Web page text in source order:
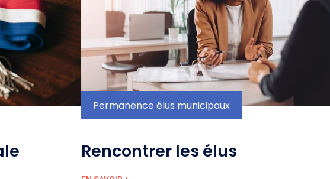
Permanence élus municipaux
Rencontrer les élus